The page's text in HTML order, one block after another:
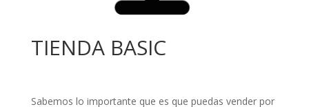
TIENDA BASIC
Sabemos lo importante que es que puedas vender por